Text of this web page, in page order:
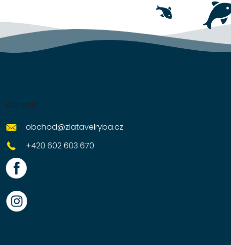
Kontakt
obchod@zlatavelryba.cz
+420 602 603 670